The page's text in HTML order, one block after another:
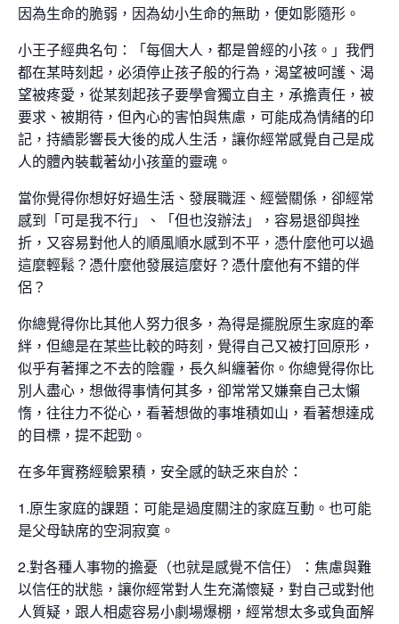
因為生命的脆弱，因為幼小生命的無助，便如影隨形。
小王子經典名句：「每個大人，都是曾經的小孩。」我們
都在某時刻起，必須停止孩子般的行為，渴望被呵護、渴
望被疼愛，從某刻起孩子要學會獨立自主，承擔責任，被
要求、被期待，但內心的害怕與焦慮，可能成為情緒的印
記，持續影響長大後的成人生活，讓你經常感覺自己是成
人的體內裝載著幼小孩童的靈魂。
當你覺得你想好好過生活、發展職涯、經營關係，卻經常
感到「可是我不行」、「但也沒辦法」，容易退卻與挫
折，又容易對他人的順風順水感到不平，憑什麼他可以過
這麼輕鬆？憑什麼他發展這麼好？憑什麼他有不錯的伴
侶？
你總覺得你比其他人努力很多，為得是擺脫原生家庭的牽
絆，但總是在某些比較的時刻，覺得自己又被打回原形，
似乎有著揮之不去的陰霾，長久糾纏著你。你總覺得你比
別人盡心，想做得事情何其多，卻常常又嫌棄自己太懶
惰，往往力不從心，看著想做的事堆積如山，看著想達成
的目標，提不起勁。
在多年實務經驗累積，安全感的缺乏來自於：
1.原生家庭的課題：可能是過度關注的家庭互動。也可能
是父母缺席的空洞寂寞。
2.對各種人事物的擔憂（也就是感覺不信任）：焦慮與難
以信任的狀態，讓你經常對人生充滿懷疑，對自己或對他
人質疑，跟人相處容易小劇場爆棚，經常想太多或負面解